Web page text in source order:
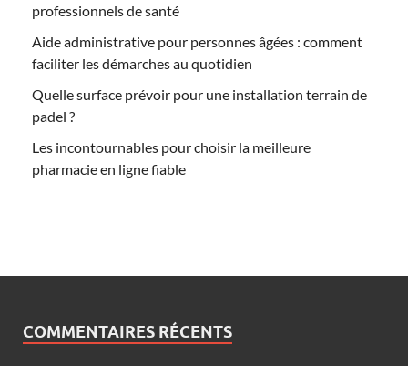
professionnels de santé
Aide administrative pour personnes âgées : comment
faciliter les démarches au quotidien
Quelle surface prévoir pour une installation terrain de
padel ?
Les incontournables pour choisir la meilleure
pharmacie en ligne fiable
COMMENTAIRES RÉCENTS